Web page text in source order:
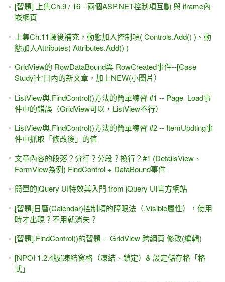
[習題] 上集Ch.9 / 16 --兩個ASP.NET控制項互動 與 iframe內
嵌網頁
上集Ch.11課後補充，動態加入控制項( Controls.Add() )、動
態加入Attributes( Attributes.Add() )
GridView的 RowDataBound與 RowCreated事件--[Case
Study]七日內的新文章，加上NEW(小圖片）
ListView與.FindControl()方法的簡單練習 #1 -- Page_Load事
件中的錯誤（GridView可以，ListView不行）
ListView與.FindControl()方法的簡單練習 #2 -- ItemUpdting事
件中抓取「修改後」的值
文章內容的段落？分行？分段？換行？#1 (DetailsView、
FormView為例) FindControl + DataBound事件
簡單的jQuery UI特效與入門 from jQuery UI官方網站
[習題]日曆(Calendar)控制項的障眼法（.Visible屬性），使用
時才出現？不用就消失？
[習題].FindControl()的習題 -- GridView 跨網頁 修改(編輯)
[NPOI 1.2.4版]凍結窗格（凍結、鎖定）& 設定儲存格「格
式」